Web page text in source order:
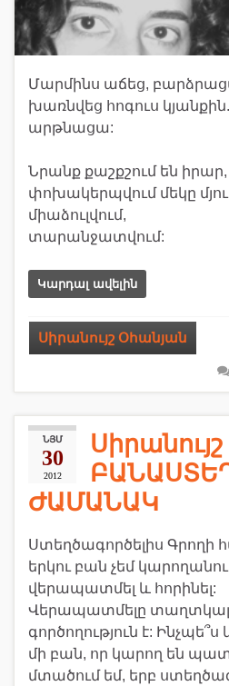
Մարմինս աճեց,
խառնվեց հոգուս կյանքին.
արթնացա:
Նրանք քաշքշում են իրար,
փոխակերպվում մեկը
միաձուլվում,
տարանջատվում:
Կարդալ ավելին
Սիրանույշ Օհանյան
ՆՅՄ
30
2012
ԺԱՄԱՆԱԿ
Ստեղծագործելիս
երկու բան չեմ
վերապատմել և հորինել:
Վերապատմելը
գործողություն է:
մի բան, որ կարող են
մտածում եմ, երբ